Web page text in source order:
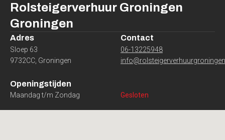
Rolsteigerverhuur Groningen
Groningen
Adres
Sloep 63
9732CC Groningen
Contact
06-13225948
Openingstijden
Maandag t/m Zondag Gesloten